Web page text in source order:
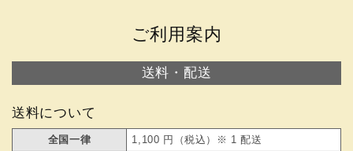
ご利用案内
送料・配送
送料について
全国一律
1,100 円（税込）※ 1 配送